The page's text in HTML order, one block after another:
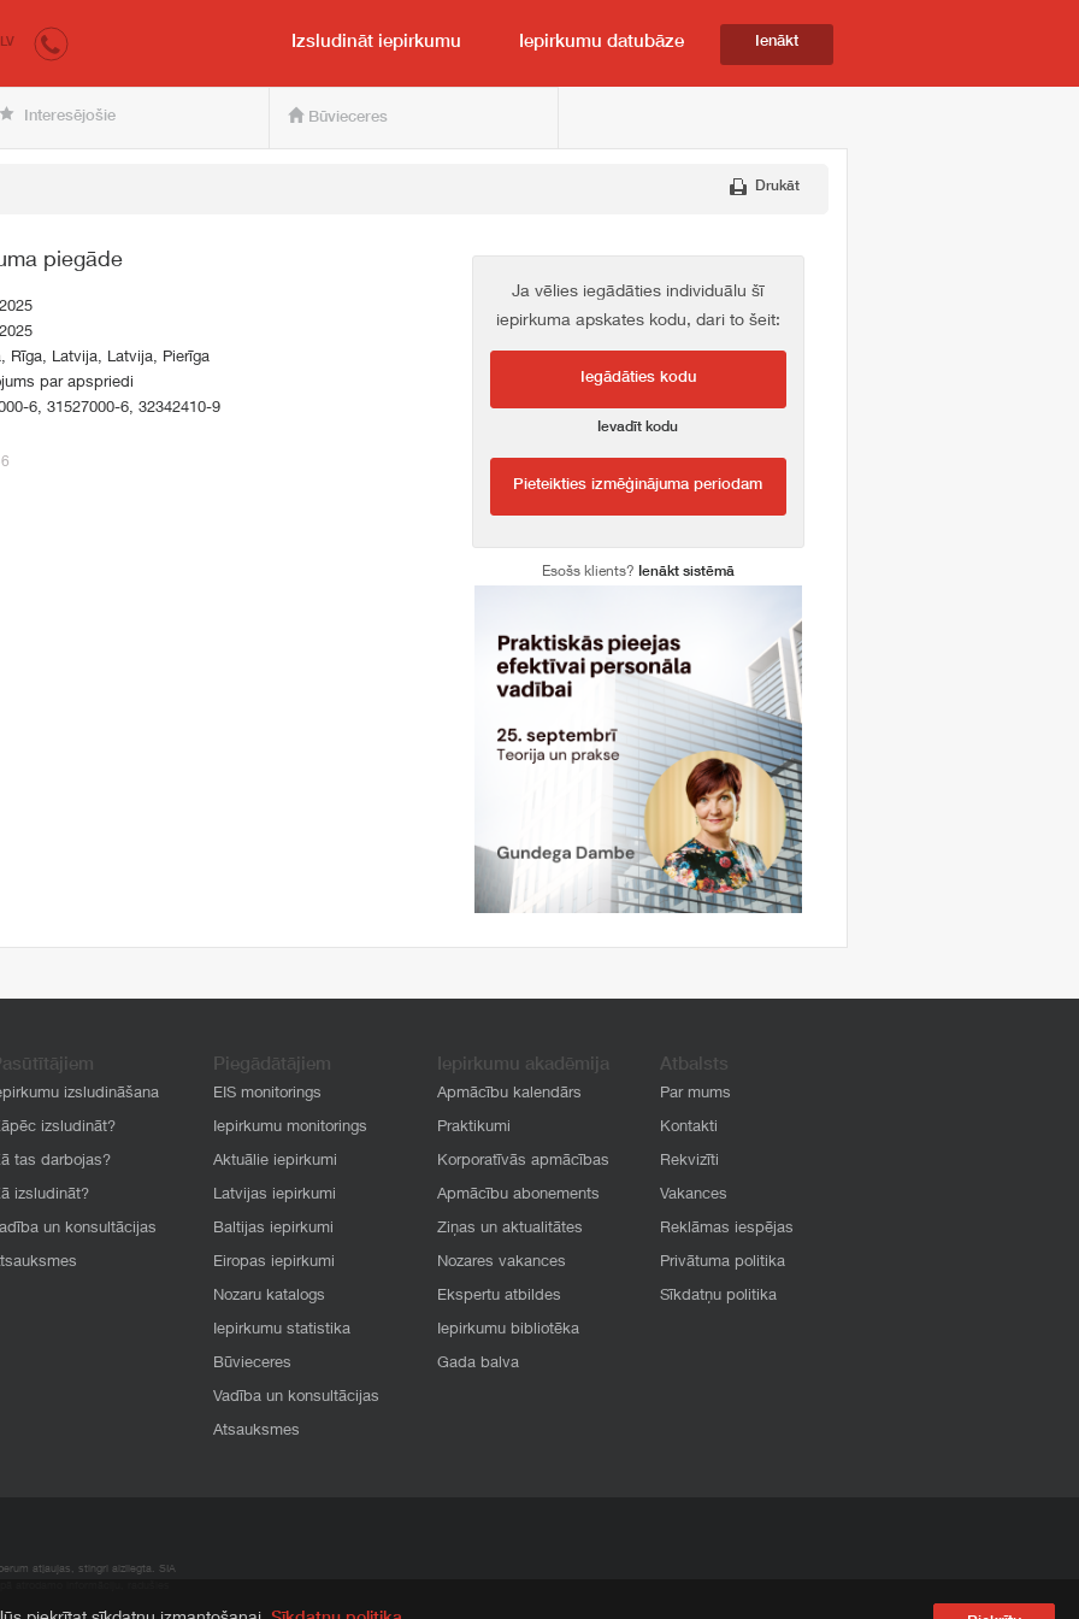
pircējam un pārdevējam
LV Izsludināt iepirkumu Iepirkumu datubāze Ienākt
Interesējošie Būvieceres
Drukāt
piegāde
Rīga, Latvija, Latvija, Pierīga
par apspriedi
6, 31527000-6, 32342410-9
Ja vēlies iegādāties individuālu šī
iepirkuma apskates kodu, dari to šeit:
Iegādāties kodu
Ievadīt kodu
Pieteikties izmēģinājuma periodam
Esošs klients? Ienākt sistēmā
izsludināšana
izsludināt?
tas darbojas?
izsludināt?
un konsultācijas
Piegādātājiem
EIS monitorings
Iepirkumu monitorings
Aktuālie iepirkumi
Latvijas iepirkumi
Baltijas iepirkumi
Eiropas iepirkumi
Nozaru katalogs
Iepirkumu statistika
Būvieceres
Vadība un konsultācijas
Atsauksmes
Iepirkumu akadēmija
Apmācību kalendārs
Praktikumi
Korporatīvās apmācības
Apmācību abonements
Ziņas un aktualitātes
Nozares vakances
Ekspertu atbildes
Iepirkumu bibliotēka
Gada balva
Atbalsts
Par mums
Kontakti
Rekvizīti
Vakances
Reklāmas iespējas
Privātuma politika
Sīkdatņu politika
atļaujas, stingri aizliegta. SIA